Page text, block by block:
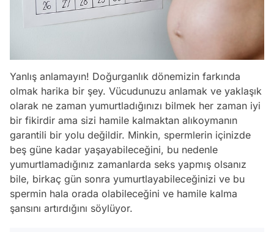
Yanlış anlamayın! Doğurganlık dönemizin farkında
olmak harika bir şey. Vücudunuzu anlamak ve yaklaşık
olarak ne zaman yumurtladığınızı bilmek her zaman iyi
bir fikirdir ama sizi hamile kalmaktan alıkoymanın
garantili bir yolu değildir. Minkin, spermlerin içinizde
beş güne kadar yaşayabileceğini, bu nedenle
yumurtlamadığınız zamanlarda seks yapmış olsanız
bile, birkaç gün sonra yumurtlayabileceğinizi ve bu
spermin hala orada olabileceğini ve hamile kalma
şansını artırdığını söylüyor.